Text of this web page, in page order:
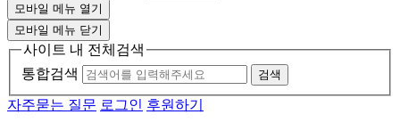
모바일 메뉴 열기
모바일 메뉴 닫기
사이트 내 전체검색
통합검색
검색
자주묻는 질문 로그인 후원하기